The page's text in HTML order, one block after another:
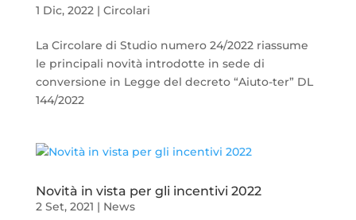
1 Dic, 2022| Circolari
La Circolare di Studio numero 24/2022 riassume
le principali novità introdotte in sede di
conversione in Legge del decreto “Aiuto-ter” DL
144/2022
Novità in vista per gli incentivi 2022
2 Set, 2021 | News